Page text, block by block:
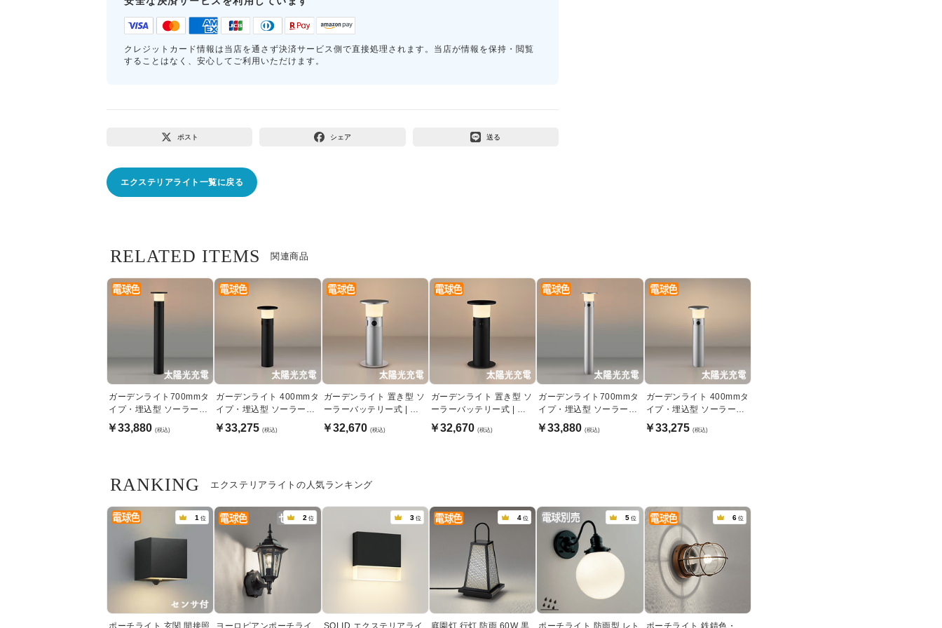
クレジットカード情報は当店を通さず決済サービス側で直接処理されます。当店が情報を保持・閲覧
することはなく、安心してご利用いただけます。
ポスト シェア 送る
エクステリアライト一覧に戻る
関連商品
RELATED ITEMS
ガーデンライト700mmタ
イプ・埋込型 ソーラーバ
ッテリー式 | ブラック
￥33,880 (税込)
ガーデンライト 400mmタ
イプ・埋込型 ソーラーバ
ッテリー式 | ブラック
￥33,275 (税込)
ガーデンライト 置き型 ソ
ーラーバッテリー式 | シ
ルバーメタリック
￥32,670 (税込)
ガーデンライト 置き型 ソ
ーラーバッテリー式 | ブ
ラック
￥32,670 (税込)
ガーデンライト700mmタ
イプ・埋込型 ソーラーバ
ッテリー式 | シルバーメ
タリック
￥33,880 (税込)
ガーデンライト 400mmタ
イプ・埋込型 ソーラーバ
ッテリー式 | シルバーメ
タリック
￥33,275 (税込)
エクステリアライトの人気ランキング
RANKING
1 位
ポーチライト 玄関 間接照
2 位
ヨーロピアンポーチライ
3 位
SOLID エクステリアライ
4 位
庭園灯 行灯 防雨 60W 黒
5 位
ポーチライト 防雨型 レト
6 位
ポーチライト 鉄錆色・